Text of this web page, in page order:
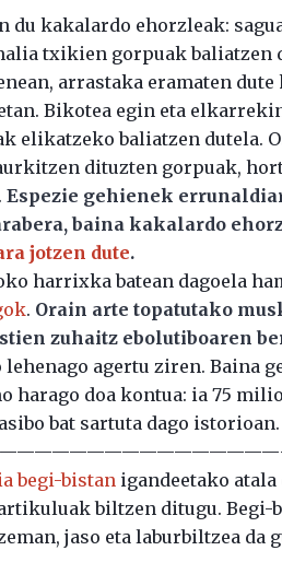
du kakalardo ehorzleak:
txikien gorpuak baliatzen
arrastaka eramaten
Bikotea egin eta
elikatzeko baliatzen dutela.
dituzten gorpuak,
Espezie gehienek
baina kakalardo
jotzen dute.
harrixka batean dagoela
. Orain arte topatutako
zuhaitz ebolutiboaren
lehenago agertu ziren. Baina
harago doa kontua: ia 75
bat sartuta dago istorioan.
begi-bistan igandeetako
biltzen ditugu. Begi-
jaso eta laburbiltzea da